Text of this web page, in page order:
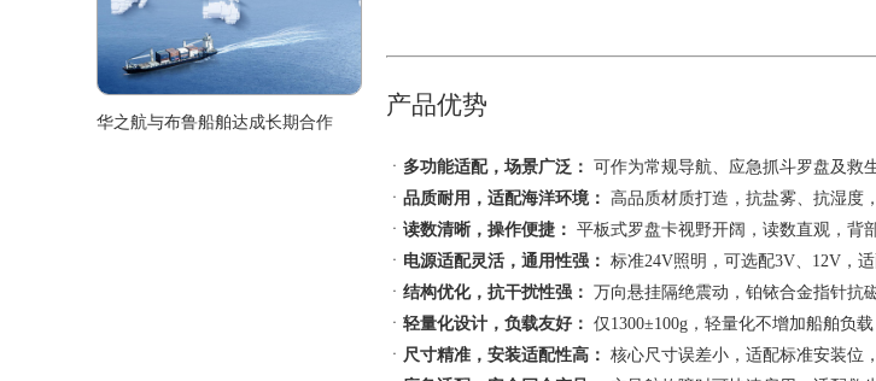
产品优势
ㆍ 多功能适配，场景广泛： 可作为常规导航、应急抓斗罗盘及救
ㆍ 品质耐用，适配海洋环境： 高品质材质打造，抗盐雾、抗湿度
ㆍ 读数清晰，操作便捷： 平板式罗盘卡视野开阔，读数直观，背
ㆍ 电源适配灵活，通用性强： 标准24V照明，可选配3V、12V，
ㆍ 结构优化，抗干扰性强： 万向悬挂隔绝震动，铂铱合金指针抗
ㆍ 轻量化设计，负载友好： 仅1300±100g，轻量化不增加船舶负
ㆍ 尺寸精准，安装适配性高： 核心尺寸误差小，适配标准安装位
华之航与布鲁船舶达成长期合作